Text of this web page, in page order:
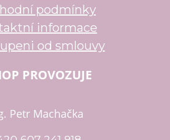
podmínky
informace
od smlouvy
PROVOZUJE
Petr Machačka